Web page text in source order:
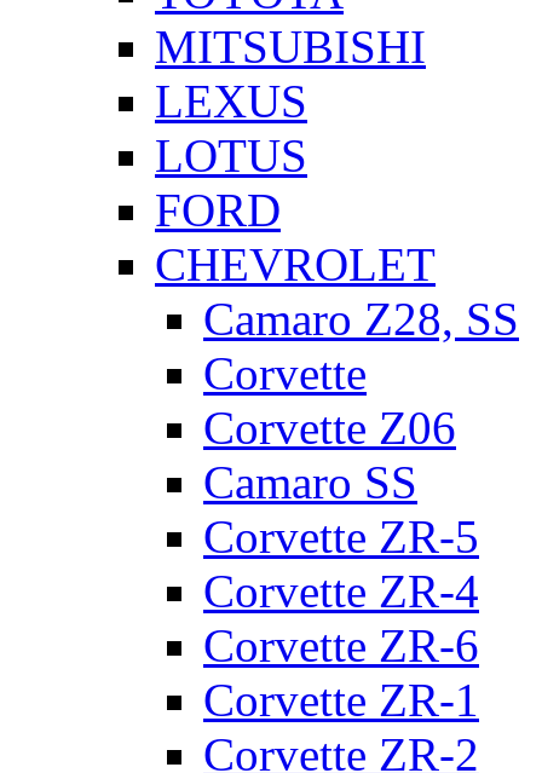
MITSUBISHI
LEXUS
LOTUS
FORD
CHEVROLET
Camaro Z28, SS
Corvette
Corvette Z06
Camaro SS
Corvette ZR-5
Corvette ZR-4
Corvette ZR-6
Corvette ZR-1
Corvette ZR-2